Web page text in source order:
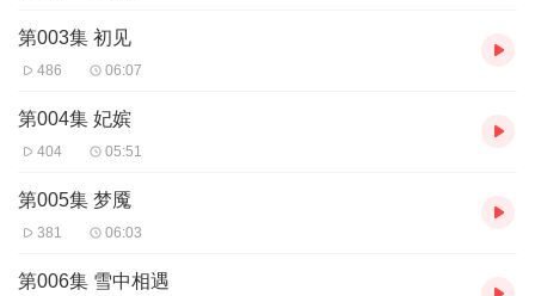
第003集 初见
486 06:07
第004集 妃嫔
404 05:51
第005集 梦魇
381 06:03
第006集 雪中相遇